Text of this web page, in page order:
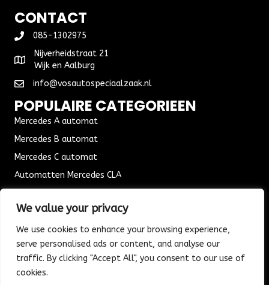
We value your privacy
We use cookies to enhance your browsing experience,
serve personalised ads or content, and analyse our
traffic. By clicking "Accept All", you consent to our use of
cookies.
CONTACT
085-1302975
Nijverheidstraat 21
Wijk en Aalburg
info@vosautospeciaalzaak.nl
POPULAIRE CATEGORIEEN
Mercedes A automat
Mercedes B automat
Mercedes C automat
Automatten Mercedes CLA
ALGEMENE VOORWAARDEN
Algemene voorwaarden
Verzending & Bezorging
Retouren & Ruilen